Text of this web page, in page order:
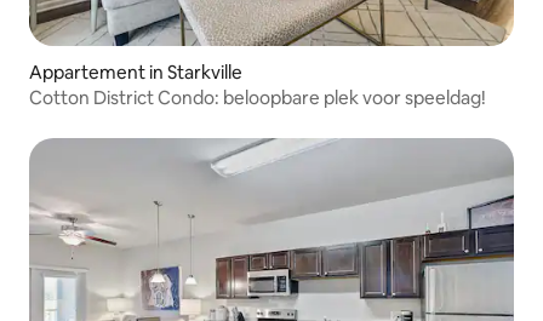
Appartement in Starkville
Cotton District Condo: beloopbare plek voor speeldag!